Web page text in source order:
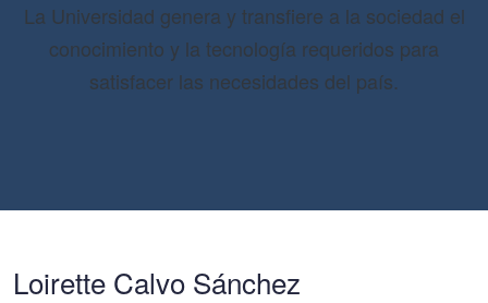
La Universidad genera y transfiere a la sociedad el
conocimiento y la tecnología requeridos para
satisfacer las necesidades del país.
Loirette Calvo Sánchez